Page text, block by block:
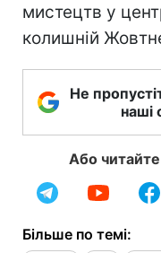
мистецтв у
колишній
Не
наші
Або
Більше по темі: